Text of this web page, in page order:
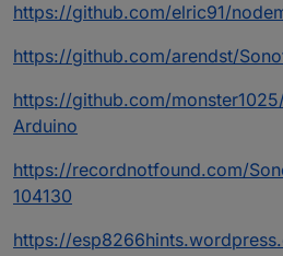
https://github.com/elric91/
https://github.com/arendst/
https://github.com/
Arduino
https://recordnotfound.com/
104130
https://